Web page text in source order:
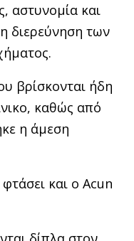
αστυνομία και
διερεύνηση των
βρίσκονται ήδη
καθώς από
η άμεση
και ο Acun